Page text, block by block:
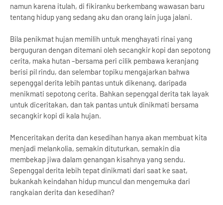
namun karena itulah, di fikiranku berkembang wawasan baru
tentang hidup yang sedang aku dan orang lain juga jalani.
Bila penikmat hujan memilih untuk menghayati rinai yang
berguguran dengan ditemani oleh secangkir kopi dan sepotong
cerita, maka hutan –bersama peri cilik pembawa keranjang
berisi pil rindu, dan selembar topiku mengajarkan bahwa
sepenggal derita lebih pantas untuk dikenang, daripada
menikmati sepotong cerita. Bahkan sepenggal derita tak layak
untuk diceritakan, dan tak pantas untuk dinikmati bersama
secangkir kopi di kala hujan.
Menceritakan derita dan kesedihan hanya akan membuat kita
menjadi melankolia, semakin dituturkan, semakin dia
membekap jiwa dalam genangan kisahnya yang sendu.
Sepenggal derita lebih tepat dinikmati dari saat ke saat,
bukankah keindahan hidup muncul dan mengemuka dari
rangkaian derita dan kesedihan?